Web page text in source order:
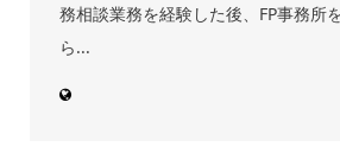
務相談業務を経験した後、FP事務所
ら...